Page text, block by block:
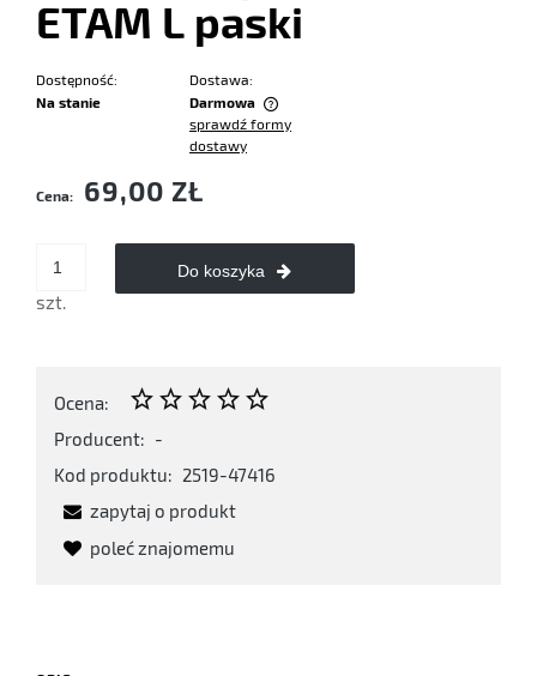
ETAM L paski
Dostępność:
Na stanie
Dostawa:
Darmowa
Cena nie zawiera ewentualnych kosztów płatności
sprawdź formy
dostawy
Cena: 69,00 ZŁ
szt.
Do koszyka
Ocena:
Producent: -
Kod produktu: 2519-47416
zapytaj o produkt
poleć znajomemu